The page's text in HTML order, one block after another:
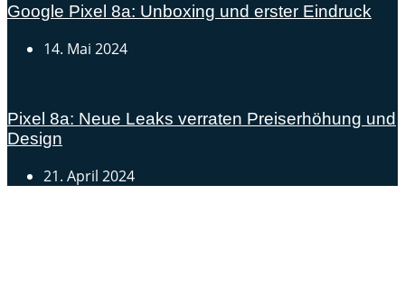
Google Pixel 8a: Unboxing und erster Eindruck
14. Mai 2024
Pixel 8a: Neue Leaks verraten Preiserhöhung und
Design
21. April 2024